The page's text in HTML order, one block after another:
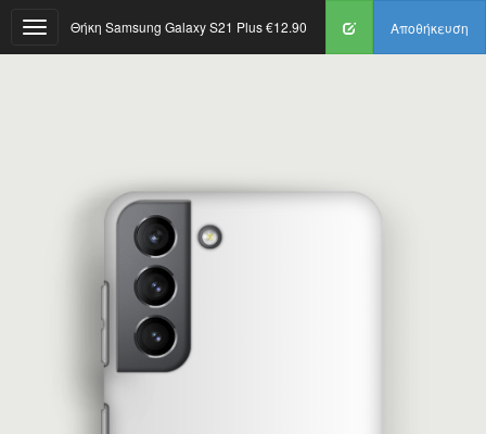
Αποθήκευση
Θήκη Samsung Galaxy S21 Plus€12.90